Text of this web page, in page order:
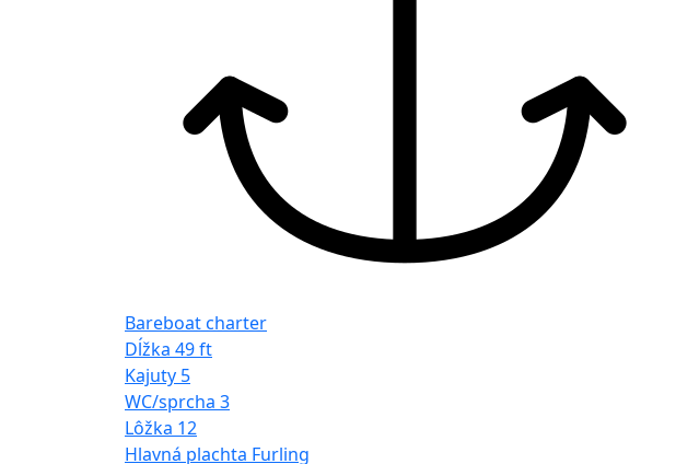
Bareboat charter
Dĺžka 49 ft
Kajuty 5
WC/sprcha 3
Lôžka 12
Hlavná plachta Furling